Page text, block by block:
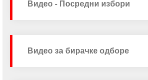
Видео - Посредни избори
Видео за бирачке одборе